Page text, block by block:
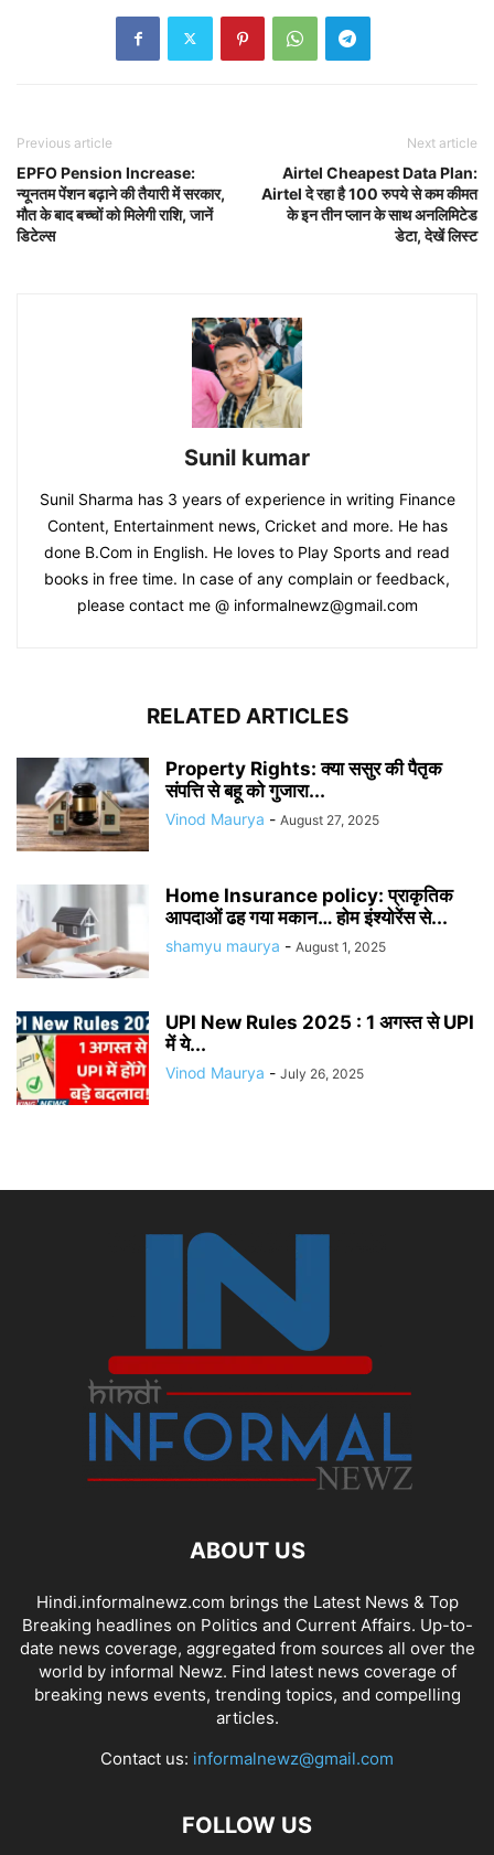
Previous article
EPFO Pension Increase:
न्यूनतम पेंशन बढ़ाने की तैयारी में सरकार,
मौत के बाद बच्चों को मिलेगी राशि, जानें
डिटेल्स
Next article
Airtel Cheapest Data Plan:
Airtel दे रहा है 100 रुपये से कम कीमत
के इन तीन प्लान के साथ अनलिमिटेड
डेटा, देखें लिस्ट
Sunil kumar
Sunil Sharma has 3 years of experience in writing Finance
Content, Entertainment news, Cricket and more. He has
done B.Com in English. He loves to Play Sports and read
books in free time. In case of any complain or feedback,
please contact me @ informalnewz@gmail.com
RELATED ARTICLES
Property Rights: क्या ससुर की पैतृक
संपत्ति से बहू को गुजारा...
Vinod Maurya - August 27, 2025
Home Insurance policy: प्राकृतिक
आपदाओं ढह गया मकान… होम इंश्योरेंस से...
shamyu maurya - August 1, 2025
UPI New Rules 2025 : 1 अगस्त से UPI
में ये...
Vinod Maurya - July 26, 2025
ABOUT US
Hindi.informalnewz.com brings the Latest News & Top
Breaking headlines on Politics and Current Affairs. Up-to-
date news coverage, aggregated from sources all over the
world by informal Newz. Find latest news coverage of
breaking news events, trending topics, and compelling
articles.
Contact us: informalnewz@gmail.com
FOLLOW US